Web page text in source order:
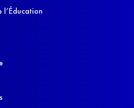
l’Éducation